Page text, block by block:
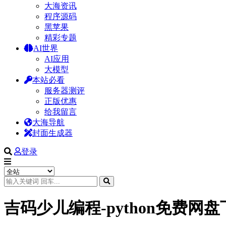
大海资讯
程序源码
黑苹果
精彩专题
AI世界
AI应用
大模型
本站必看
服务器测评
正版优惠
给我留言
大海导航
封面生成器
登录
吉码少儿编程-python免费网盘